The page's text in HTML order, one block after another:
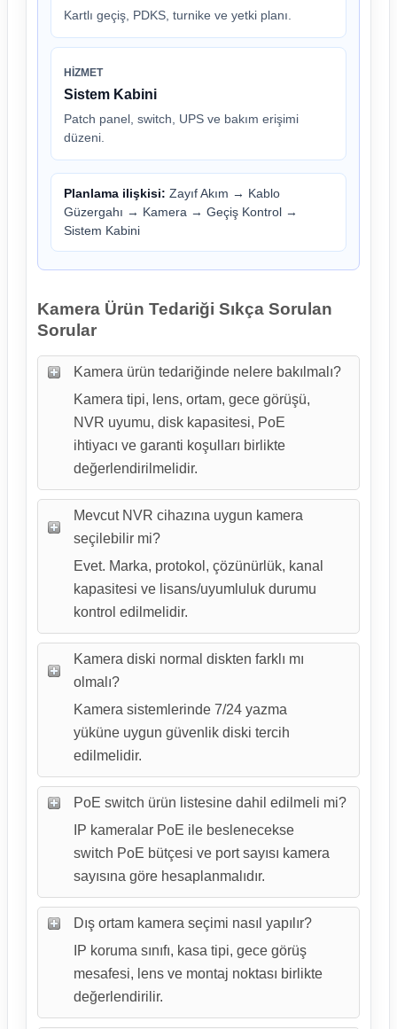
Kartlı geçiş, PDKS, turnike ve yetki planı.
HIZMET
Sistem Kabini
Patch panel, switch, UPS ve bakım erişimi
düzeni.
Planlama ilişkisi: Zayıf Akım → Kablo
Güzergahı → Kamera → Geçiş Kontrol →
Sistem Kabini
Kamera Ürün Tedariği Sıkça Sorulan
Sorular
Kamera ürün tedariğinde nelere bakılmalı?
Kamera tipi, lens, ortam, gece görüşü,
NVR uyumu, disk kapasitesi, PoE
ihtiyacı ve garanti koşulları birlikte
değerlendirilmelidir.
Mevcut NVR cihazına uygun kamera
seçilebilir mi?
Evet. Marka, protokol, çözünürlük, kanal
kapasitesi ve lisans/uyumluluk durumu
kontrol edilmelidir.
Kamera diski normal diskten farklı mı
olmalı?
Kamera sistemlerinde 7/24 yazma
yüküne uygun güvenlik diski tercih
edilmelidir.
PoE switch ürün listesine dahil edilmeli mi?
IP kameralar PoE ile beslenecekse
switch PoE bütçesi ve port sayısı kamera
sayısına göre hesaplanmalıdır.
Dış ortam kamera seçimi nasıl yapılır?
IP koruma sınıfı, kasa tipi, gece görüş
mesafesi, lens ve montaj noktası birlikte
değerlendirilir.